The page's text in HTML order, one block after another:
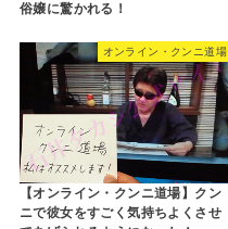
俗嬢に驚かれる！
オンライン・クンニ道場
【オンライン・クンニ道場】クン
ニで彼女をすごく気持ちよくさせ